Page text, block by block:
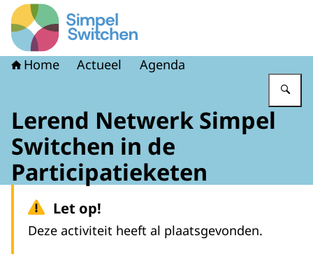
Naar de homepage van Simpel Switchen
Home Actueel Agenda
Lerend Netwerk Simpel
Switchen in de
Participatieketen
Let op!
Deze activiteit heeft al plaatsgevonden.